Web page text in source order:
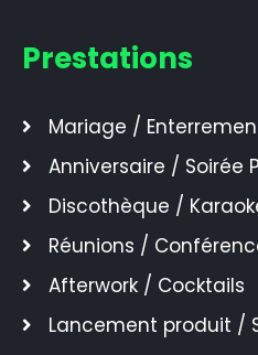
Prestations
Mariage /
Anniversaire / Soirée
Discothèque /
Réunions /
Afterwork / Cocktails
Lancement produit /